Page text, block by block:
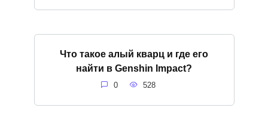
Что такое алый кварц и где его
найти в Genshin Impact?
0 528